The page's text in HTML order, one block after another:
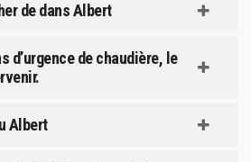
de dans Albert
d’urgence de chaudière, le
Albert